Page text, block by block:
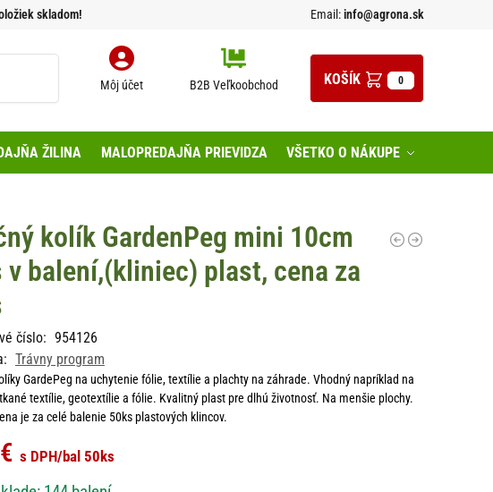
skladom! Email:info@agrona.sk
Môj účet B2B Veľkoobchod 0
ŽILINA MALOPREDAJŇA PRIEVIDZA VŠETKO O NÁKUPE
kolík GardenPeg mini 10cm
v balení,(kliniec) plast, cena za
číslo: 954126
Trávny program
GardePeg na uchytenie fólie, textílie a plachty na záhrade. Vhodný napríklad na
textílie, geotextílie a fólie. Kvalitný plast pre dlhú životnosť. Na menšie plochy.
je za celé balenie 50ks plastových klincov.
€ s DPH/bal 50ks